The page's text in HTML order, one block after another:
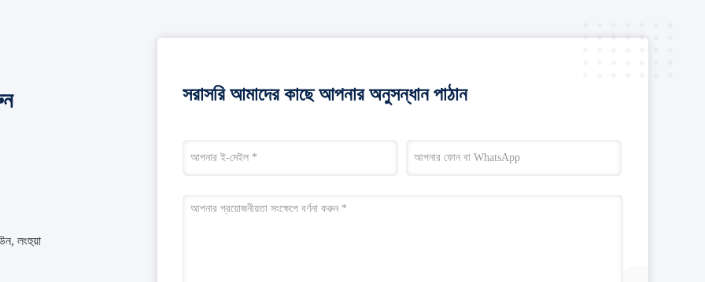
লংহুয়া
সরাসরি আমাদের কাছে আপনার অনুসন্ধান পাঠান